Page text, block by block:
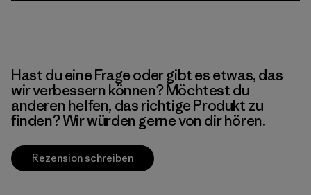
Hast du eine Frage oder gibt es etwas, das
wir verbessern können? Möchtest du
anderen helfen, das richtige Produkt zu
finden? Wir würden gerne von dir hören.
Rezension schreiben